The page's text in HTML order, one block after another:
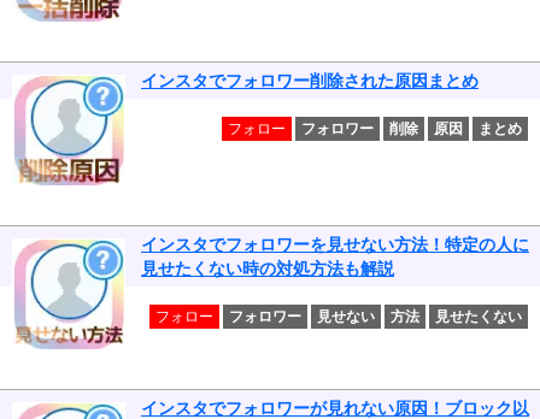
インスタでフォロワー削除された原因まとめ
フォロー フォロワー 削除 原因 まとめ
インスタでフォロワーを見せない方法！特定の人に
見せたくない時の対処方法も解説
フォロー フォロワー 見せない 方法 見せたくない
インスタでフォロワーが見れない原因！ブロック以